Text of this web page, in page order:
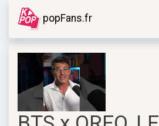
popFans.fr